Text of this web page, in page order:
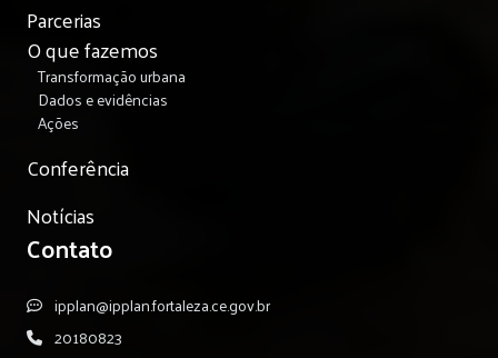
Parcerias
O que fazemos
Transformação urbana
Dados e evidências
Ações
Conferência
Notícias
Contato
ipplan@ipplan.fortaleza.ce.gov.br
20180823